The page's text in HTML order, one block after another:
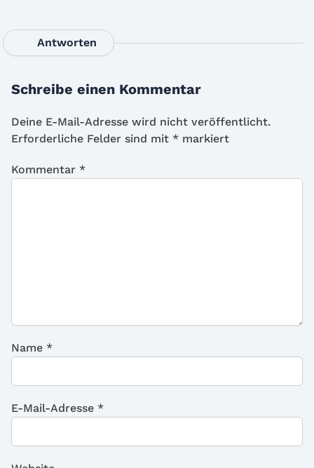
Antworten
Schreibe einen Kommentar
Deine E-Mail-Adresse wird nicht veröffentlicht.
Erforderliche Felder sind mit * markiert
Kommentar *
Name *
E-Mail-Adresse *